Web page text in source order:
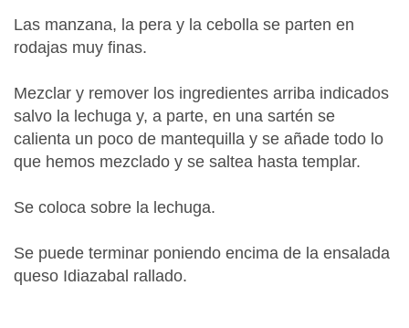
Las manzana, la pera y la cebolla se parten en
rodajas muy finas.
Mezclar y remover los ingredientes arriba indicados
salvo la lechuga y, a parte, en una sartén se
calienta un poco de mantequilla y se añade todo lo
que hemos mezclado y se saltea hasta templar.
Se coloca sobre la lechuga.
Se puede terminar poniendo encima de la ensalada
queso Idiazabal rallado.